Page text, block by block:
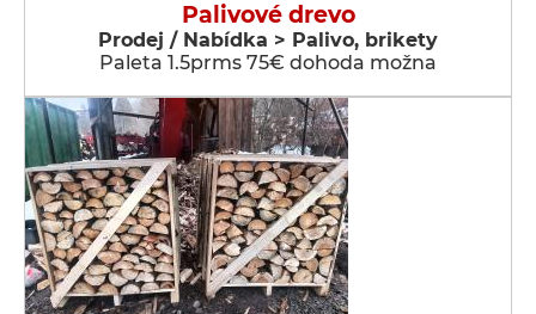
Palivové drevo
Prodej / Nabídka > Palivo, brikety
Paleta 1.5prms 75€ dohoda možna